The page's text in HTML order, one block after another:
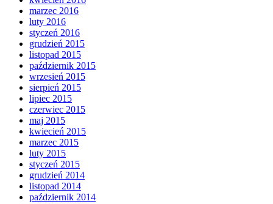
marzec 2016
luty 2016
styczeń 2016
grudzień 2015
listopad 2015
październik 2015
wrzesień 2015
sierpień 2015
lipiec 2015
czerwiec 2015
maj 2015
kwiecień 2015
marzec 2015
luty 2015
styczeń 2015
grudzień 2014
listopad 2014
październik 2014